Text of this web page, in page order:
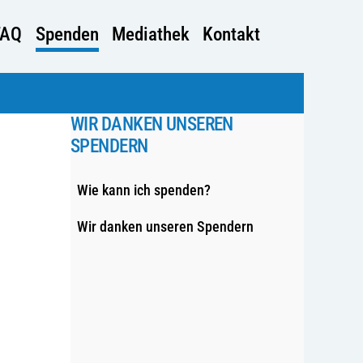
Spenden Mediathek Kontakt
WIR DANKEN UNSEREN
SPENDERN
Wie kann ich spenden?
Wir danken unseren Spendern